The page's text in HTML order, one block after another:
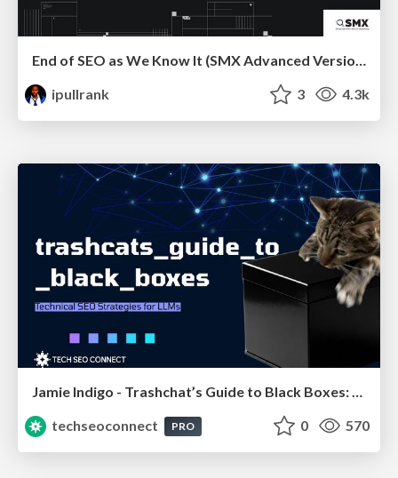
End of SEO as We Know It (SMX Advanced Version)
ipullrank
3 4.3k
Jamie Indigo - Trashchat’s Guide to Black Boxes: Technical SEO Tactics for LLMs
techseoconnect
PRO 0 570